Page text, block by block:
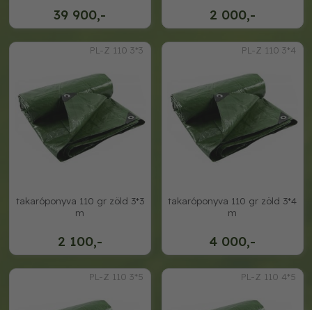
39 900,- 2 000,-
PL-Z 110 3*3
2 100,-
takaróponyva 110 gr zöld 3*3
m
PL-Z 110 3*4
4 000,-
takaróponyva 110 gr zöld 3*4
m
PL-Z 110 3*5 PL-Z 110 4*5